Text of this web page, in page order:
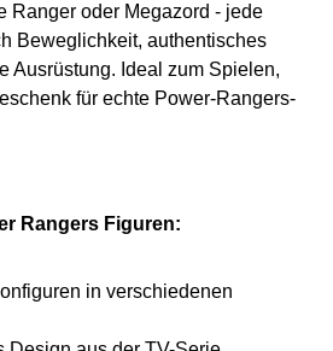
Ranger oder Megazord - jede
Beweglichkeit, authentisches
Ausrüstung. Ideal zum Spielen,
für echte Power-Rangers-
Rangers Figuren:
in verschiedenen